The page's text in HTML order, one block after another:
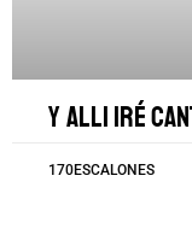
Y alli iré
170ESCALONES